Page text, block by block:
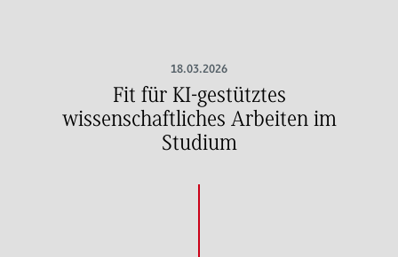
18.03.2026
Fit für KI-gestütztes
wissenschaftliches Arbeiten im
Studium